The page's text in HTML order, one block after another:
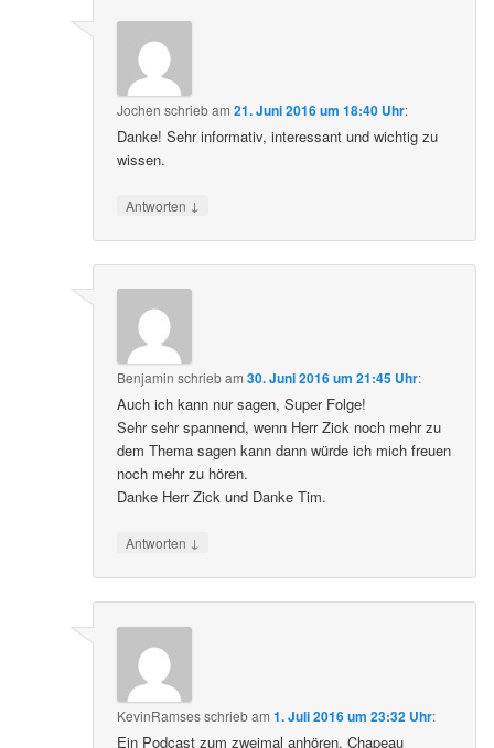
Jochen schriebam21. Juni 2016 um 18:40 Uhr:
Danke! Sehr informativ, interessant und wichtig zu
wissen.
Antworten ↓
Benjamin schriebam30. Juni 2016 um 21:45 Uhr:
Auch ich kann nur sagen, Super Folge!
Sehr sehr spannend, wenn Herr Zick noch mehr zu
dem Thema sagen kann dann würde ich mich freuen
noch mehr zu hören.
Danke Herr Zick und Danke Tim.
Antworten ↓
KevinRamsesschriebam1. Juli 2016 um 23:32 Uhr:
Ein Podcast zum zweimal anhören. Chapeau